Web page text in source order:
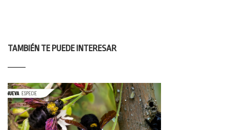
TAMBIÉN TE PUEDE INTERESAR